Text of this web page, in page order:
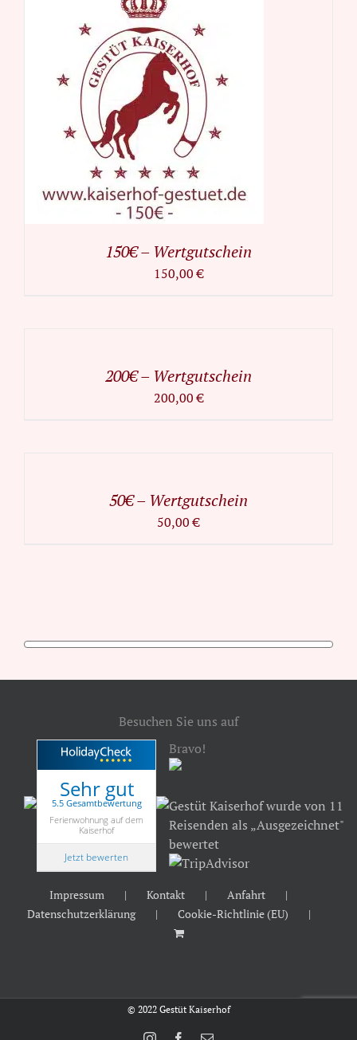
150€ – Wertgutschein
150,00€
200€ – Wertgutschein
200,00€
50€ – Wertgutschein
50,00€
Besuchen Sie uns auf
Sehr gut
5.5 Gesamtbewertung
Ferienwohnung auf dem
Kaiserhof
Jetzt bewerten
Bravo!
Gestüt Kaiserhof wurde von 11
Reisenden als „Ausgezeichnet"
bewertet
Impressum Kontakt
Anfahrt
Datenschutzerklärung
Cookie-Richtlinie (EU)
© 2022 Gestüt Kaiserhof